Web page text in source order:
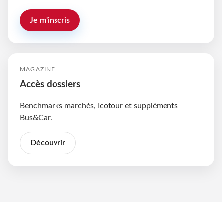
Je m'inscris
MAGAZINE
Accès dossiers
Benchmarks marchés, Icotour et suppléments
Bus&Car.
Découvrir